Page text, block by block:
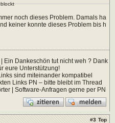
noch dieses Problem. Damals ha
keiner konnte dieses Problem bis h
Ein Dankeschön tut nicht weh ? Dank
eure Unterstützung!
sind miteinander kompatibel
Links PN – bitte bleibt im Thread
| Software-Anfragen gerne per PN
#3 Top